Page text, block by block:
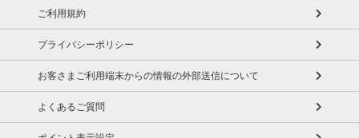
ご利用規約
プライバシーポリシー
お客さまご利用端末からの情報の外部送信について
よくあるご質問